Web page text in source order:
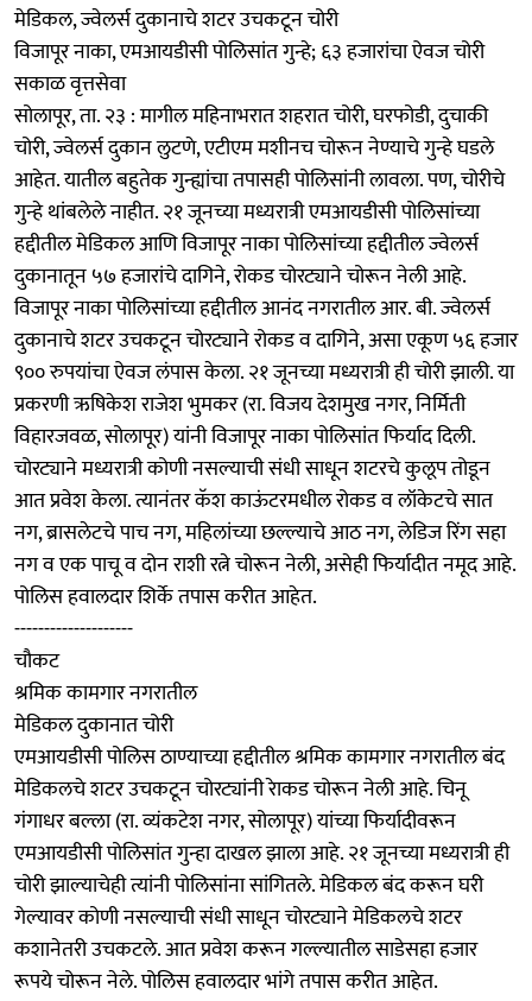
मेडिकल, ज्वेलर्स दुकानाचे शटर उचकटून चोरी
विजापूर नाका, एमआयडीसी पोलिसांत गुन्हे; ६३ हजारांचा ऐवज चोरी
सकाळ वृत्तसेवा
सोलापूर, ता. २३ : मागील महिनाभरात शहरात चोरी, घरफोडी, दुचाकी
चोरी, ज्वेलर्स दुकान लुटणे, एटीएम मशीनच चोरून नेण्याचे गुन्हे घडले
आहेत. यातील बहुतेक गुन्ह्यांचा तपासही पोलिसांनी लावला. पण, चोरीचे
गुन्हे थांबलेले नाहीत. २१ जूनच्या मध्यरात्री एमआयडीसी पोलिसांच्या
हद्दीतील मेडिकल आणि विजापूर नाका पोलिसांच्या हद्दीतील ज्वेलर्स
दुकानातून ५७ हजारांचे दागिने, रोकड चोरट्याने चोरून नेली आहे.
विजापूर नाका पोलिसांच्या हद्दीतील आनंद नगरातील आर. बी. ज्वेलर्स
दुकानाचे शटर उचकटून चोरट्याने रोकड व दागिने, असा एकूण ५६ हजार
९०० रुपयांचा ऐवज लंपास केला. २१ जूनच्या मध्यरात्री ही चोरी झाली. या
प्रकरणी ऋषिकेश राजेश भुमकर (रा. विजय देशमुख नगर, निर्मिती
विहारजवळ, सोलापूर) यांनी विजापूर नाका पोलिसांत फिर्याद दिली.
चोरट्याने मध्यरात्री कोणी नसल्याची संधी साधून शटरचे कुलूप तोडून
आत प्रवेश केला. त्यानंतर कॅश काऊंटरमधील रोकड व लॉकेटचे सात
नग, ब्रासलेटचे पाच नग, महिलांच्या छल्ल्याचे आठ नग, लेडिज रिंग सहा
नग व एक पाचू व दोन राशी रत्ने चोरून नेली, असेही फिर्यादीत नमूद आहे.
पोलिस हवालदार शिर्के तपास करीत आहेत.
--------------------
चौकट
श्रमिक कामगार नगरातील
मेडिकल दुकानात चोरी
एमआयडीसी पोलिस ठाण्याच्या हद्दीतील श्रमिक कामगार नगरातील बंद
मेडिकलचे शटर उचकटून चोरट्यांनी रेाकड चोरून नेली आहे. चिनू
गंगाधर बल्ला (रा. व्यंकटेश नगर, सोलापूर) यांच्या फिर्यादीवरून
एमआयडीसी पोलिसांत गुन्हा दाखल झाला आहे. २१ जूनच्या मध्यरात्री ही
चोरी झाल्याचेही त्यांनी पोलिसांना सांगितले. मेडिकल बंद करून घरी
गेल्यावर कोणी नसल्याची संधी साधून चोरट्याने मेडिकलचे शटर
कशानेतरी उचकटले. आत प्रवेश करून गल्ल्यातील साडेसहा हजार
रूपये चोरून नेले. पोलिस हवालदार भांगे तपास करीत आहेत.